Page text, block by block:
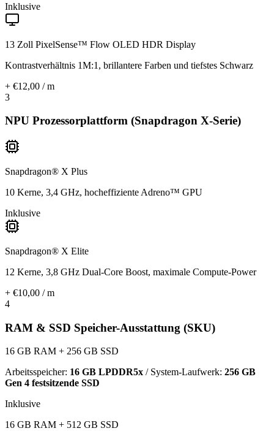
Inklusive
13 Zoll PixelSense™ Flow OLED HDR Display
Kontrastverhältnis 1M:1, brillantere Farben und tiefstes Schwarz
+ €12,00 / m
3
NPU Prozessorplattform (Snapdragon X-Serie)
Snapdragon® X Plus
10 Kerne, 3,4 GHz, hocheffiziente Adreno™ GPU
Inklusive
Snapdragon® X Elite
12 Kerne, 3,8 GHz Dual-Core Boost, maximale Compute-Power
+ €10,00 / m
4
RAM & SSD Speicher-Ausstattung (SKU)
16 GB RAM + 256 GB SSD
Arbeitsspeicher: 16 GB LPDDR5x / System-Laufwerk: 256 GB
Gen 4 festsitzende SSD
Inklusive
16 GB RAM + 512 GB SSD